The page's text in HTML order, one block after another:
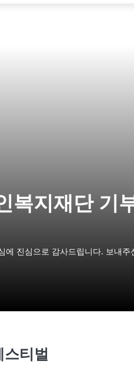
복지재단 기
진심으로 감사드립니다. 보내
티벌